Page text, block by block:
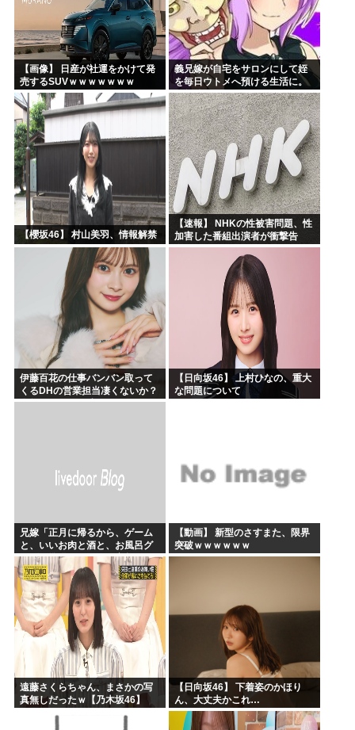
ハンターハンター、とんでもねえ伏線が発掘されるwww
ひなこのーと作者、ついに限界突破
韓国、日本で韓国籍のインフルエンサーが7台の車に当て逃げ...
【画像】 日産が社運をかけて発
売するSUVｗｗｗｗｗｗｗ
義兄嫁が自宅をサロンにして姪
を毎日ウトメへ預ける生活に。
数年後、そのツケが一気に回っ
てきて…
【櫻坂46】 村山美羽、情報解禁
【速報】 NHKの性被害問題、性
加害した番組出演者が衝撃告
白！
伊藤百花の仕事バンバン取って
くるDHの営業担当凄くないか？
今年のボーナス凄いことになり
【日向坂46】 上村ひなの、重大
な問題について
兄嫁「正月に帰るから、ゲーム
と、いいお肉と酒と、お風呂グ
ッズの準備しとけよ」寝起きの
私「知るかボケ」兄嫁「キィィ
ィィー！！！！」私「あ…」
【動画】 新型のさすまた、限界
突破ｗｗｗｗｗｗ
遠藤さくらちゃん、まさかの写
真無しだったｗ【乃木坂46】
【日向坂46】 下着姿のかほり
ん、大丈夫かこれ…